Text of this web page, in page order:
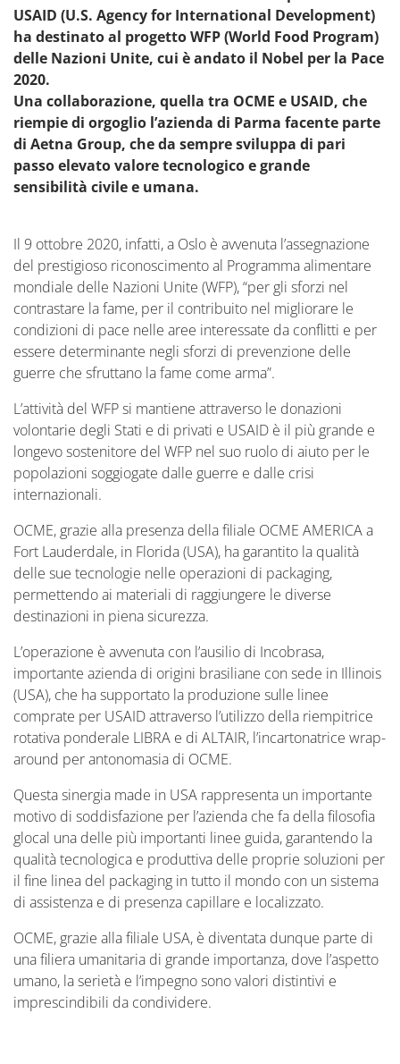
USAID (U.S. Agency for International Development)
ha destinato al progetto WFP (World Food Program)
delle Nazioni Unite, cui è andato il Nobel per la Pace
2020.
Una collaborazione, quella tra OCME e USAID, che
riempie di orgoglio l’azienda di Parma facente parte
di Aetna Group, che da sempre sviluppa di pari
passo elevato valore tecnologico e grande
sensibilità civile e umana.
Il 9 ottobre 2020, infatti, a Oslo è avvenuta l’assegnazione
del prestigioso riconoscimento al Programma alimentare
mondiale delle Nazioni Unite (WFP), “per gli sforzi nel
contrastare la fame, per il contribuito nel migliorare le
condizioni di pace nelle aree interessate da conflitti e per
essere determinante negli sforzi di prevenzione delle
guerre che sfruttano la fame come arma”.
L’attività del WFP si mantiene attraverso le donazioni
volontarie degli Stati e di privati e USAID è il più grande e
longevo sostenitore del WFP nel suo ruolo di aiuto per le
popolazioni soggiogate dalle guerre e dalle crisi
internazionali.
OCME, grazie alla presenza della filiale OCME AMERICA a
Fort Lauderdale, in Florida (USA), ha garantito la qualità
delle sue tecnologie nelle operazioni di packaging,
permettendo ai materiali di raggiungere le diverse
destinazioni in piena sicurezza.
L’operazione è avvenuta con l’ausilio di Incobrasa,
importante azienda di origini brasiliane con sede in Illinois
(USA), che ha supportato la produzione sulle linee
comprate per USAID attraverso l’utilizzo della riempitrice
rotativa ponderale LIBRA e di ALTAIR, l’incartonatrice wrap-
around per antonomasia di OCME.
Questa sinergia made in USA rappresenta un importante
motivo di soddisfazione per l’azienda che fa della filosofia
glocal una delle più importanti linee guida, garantendo la
qualità tecnologica e produttiva delle proprie soluzioni per
il fine linea del packaging in tutto il mondo con un sistema
di assistenza e di presenza capillare e localizzato.
OCME, grazie alla filiale USA, è diventata dunque parte di
una filiera umanitaria di grande importanza, dove l’aspetto
umano, la serietà e l’impegno sono valori distintivi e
imprescindibili da condividere.